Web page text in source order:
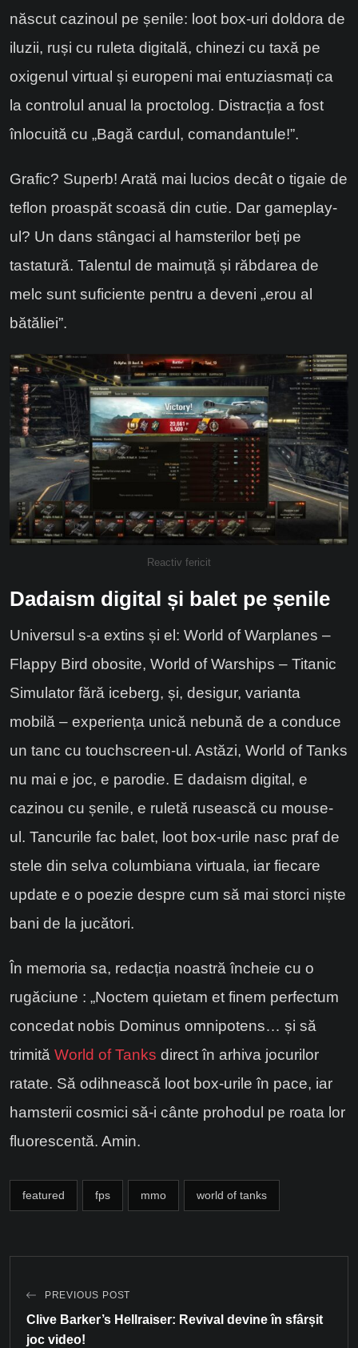
născut cazinoul pe șenile: loot box-uri doldora de
iluzii, ruși cu ruleta digitală, chinezi cu taxă pe
oxigenul virtual și europeni mai entuziasmați ca
la controlul anual la proctolog. Distracția a fost
înlocuită cu „Bagă cardul, comandantule!”.
Grafic? Superb! Arată mai lucios decât o tigaie de
teflon proaspăt scoasă din cutie. Dar gameplay-
ul? Un dans stângaci al hamsterilor beți pe
tastatură. Talentul de maimuță și răbdarea de
melc sunt suficiente pentru a deveni „erou al
bătăliei”.
Reactiv fericit
Dadaism digital și balet pe șenile
Universul s-a extins și el: World of Warplanes –
Flappy Bird obosite, World of Warships – Titanic
Simulator fără iceberg, și, desigur, varianta
mobilă – experiența unică nebună de a conduce
un tanc cu touchscreen-ul. Astăzi, World of Tanks
nu mai e joc, e parodie. E dadaism digital, e
cazinou cu șenile, e ruletă rusească cu mouse-
ul. Tancurile fac balet, loot box-urile nasc praf de
stele din selva columbiana virtuala, iar fiecare
update e o poezie despre cum să mai storci niște
bani de la jucători.
În memoria sa, redacția noastră încheie cu o
rugăciune : „Noctem quietam et finem perfectum
concedat nobis Dominus omnipotens… și să
trimită World of Tanks direct în arhiva jocurilor
ratate. Să odihnească loot box-urile în pace, iar
hamsterii cosmici să-i cânte prohodul pe roata lor
fluorescentă. Amin.
featured fps mmo world of tanks
PREVIOUS POST
Clive Barker’s Hellraiser: Revival devine în sfârșit
joc video!